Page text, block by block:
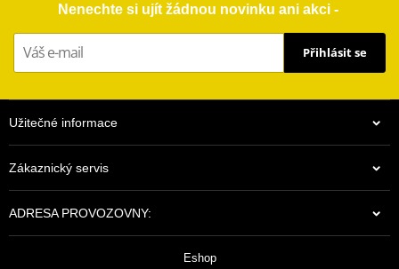
Nenechte si ujít žádnou novinku ani akci -
Přihlásit se
Užitečné informace
Zákaznický servis
ADRESA PROVOZOVNY:
Eshop